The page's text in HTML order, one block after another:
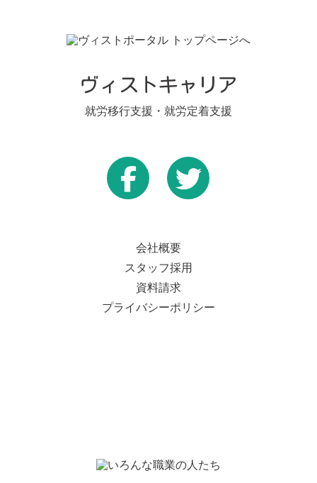
ヴィストキャリア
就労移行支援・就労定着支援
会社概要
スタッフ採用
資料請求
プライバシーポリシー